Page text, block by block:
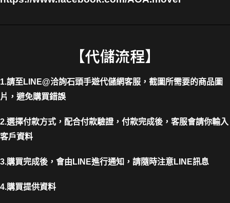
【代儲流程】
1.請至LINE@洽詢石頭手遊代儲網客服，截圖所需要的商品圖
片，避免購買錯誤
2.選擇付款方式，配合付款驗證，付款完成後，客服會請你輸入
客戶資料
3.購買完成後，會由LINE進行通知，請隨時注意LINE訊息
4.購買提供資料